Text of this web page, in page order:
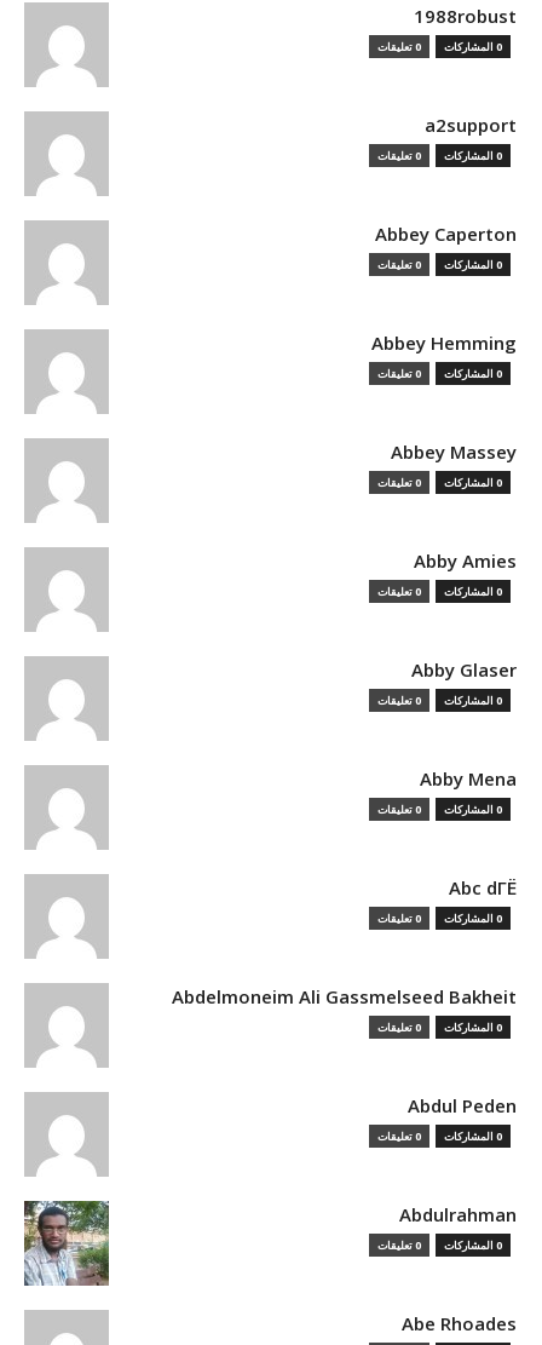
1988robust
0 المشاركات 0 تعليقات
a2support
0 المشاركات 0 تعليقات
Abbey Caperton
0 المشاركات 0 تعليقات
Abbey Hemming
0 المشاركات 0 تعليقات
Abbey Massey
0 المشاركات 0 تعليقات
Abby Amies
0 المشاركات 0 تعليقات
Abby Glaser
0 المشاركات 0 تعليقات
Abby Mena
0 المشاركات 0 تعليقات
Abc dГЁ
0 المشاركات 0 تعليقات
Abdelmoneim Ali Gassmelseed Bakheit
0 المشاركات 0 تعليقات
Abdul Peden
0 المشاركات 0 تعليقات
Abdulrahman
0 المشاركات 0 تعليقات
Abe Rhoades